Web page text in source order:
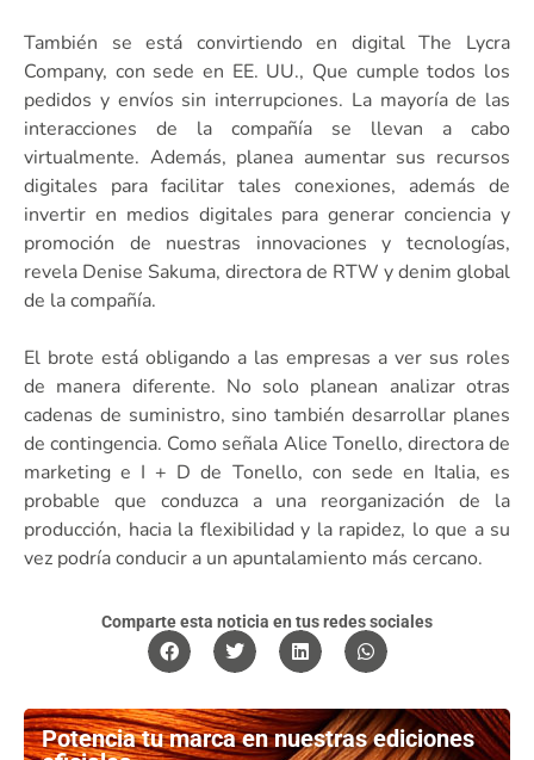
También se está convirtiendo en digital The Lycra
Company, con sede en EE. UU., Que cumple todos los
pedidos y envíos sin interrupciones. La mayoría de las
interacciones de la compañía se llevan a cabo
virtualmente. Además, planea aumentar sus recursos
digitales para facilitar tales conexiones, además de
invertir en medios digitales para generar conciencia y
promoción de nuestras innovaciones y tecnologías,
revela Denise Sakuma, directora de RTW y denim global
de la compañía.
El brote está obligando a las empresas a ver sus roles
de manera diferente. No solo planean analizar otras
cadenas de suministro, sino también desarrollar planes
de contingencia. Como señala Alice Tonello, directora de
marketing e I + D de Tonello, con sede en Italia, es
probable que conduzca a una reorganización de la
producción, hacia la flexibilidad y la rapidez, lo que a su
vez podría conducir a un apuntalamiento más cercano.
Comparte esta noticia en tus redes sociales
Potencia tu marca en nuestras ediciones